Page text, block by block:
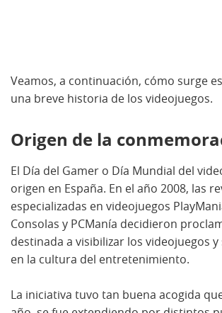
Veamos, a continuación, cómo surge
una breve historia de los videojuegos.
Origen de la
El Día del Gamer o Día Mundial del
origen en España. En el año 2008, las
especializadas en videojuegos
Consolas y PCManía decidieron
destinada a visibilizar los videojuegos
en la cultura del entretenimiento.
La iniciativa tuvo tan buena acogida